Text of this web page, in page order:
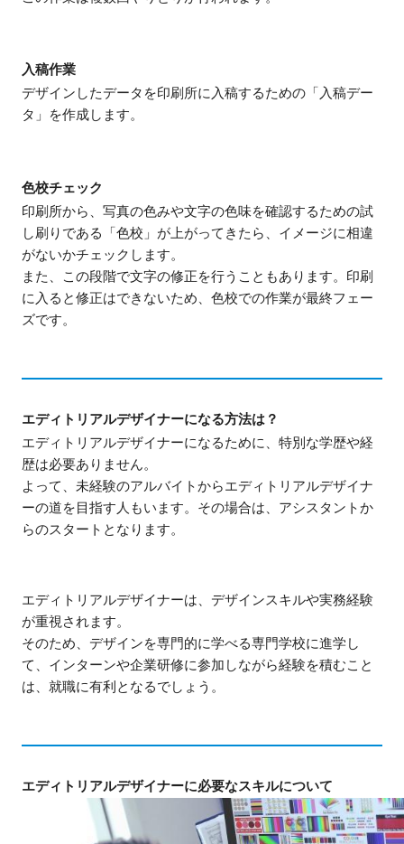
入稿作業
デザインしたデータを印刷所に入稿するための「入稿デー
タ」を作成します。
色校チェック
印刷所から、写真の色みや文字の色味を確認するための試
し刷りである「色校」が上がってきたら、イメージに相違
がないかチェックします。
また、この段階で文字の修正を行うこともあります。印刷
に入ると修正はできないため、色校での作業が最終フェー
ズです。
エディトリアルデザイナーになる方法は？
エディトリアルデザイナーになるために、特別な学歴や経
歴は必要ありません。
よって、未経験のアルバイトからエディトリアルデザイナ
ーの道を目指す人もいます。 その場合は、アシスタントか
らのスタートとなります。
エディトリアルデザイナーは、デザインスキルや実務経験
が重視されます。
そのため、デザインを専門的に学べる専門学校に進学し
て、インターンや企業研修に参加しながら経験を積むこと
は、就職に有利となるでしょう。
エディトリアルデザイナーに必要なスキルについて